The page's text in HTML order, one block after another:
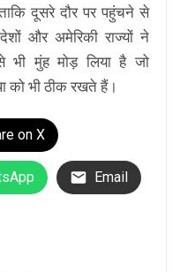
दूसरे दौर पर पहुंचने से
और अमेरिकी राज्यों ने
मुंह मोड़ लिया है जो
को भी ठीक रखते हैं।
on X
Email